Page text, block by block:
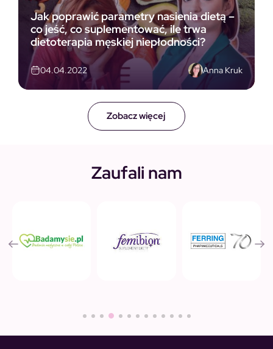
Zobacz więcej
Jak poprawić parametry nasienia dietą –
co jeść, co suplementować, ile trwa
dietoterapia męskiej niepłodności?
04.04.2022 Anna Kruk
Zaufali nam